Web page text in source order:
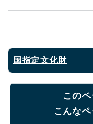
国指定文化財
この
こんな